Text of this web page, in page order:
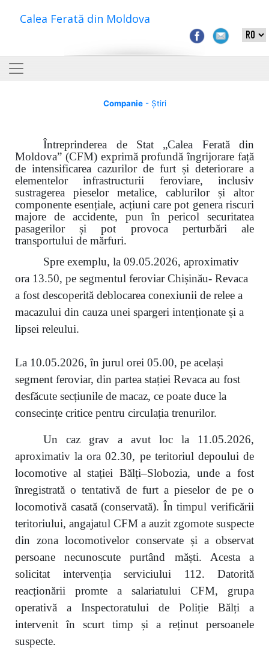
Calea Ferată din Moldova
Companie- Știri
Întreprinderea de Stat „Calea Ferată din
Moldova” (CFM) exprimă profundă îngrijorare față
de intensificarea cazurilor de furt și deteriorare a
elementelor infrastructurii feroviare, inclusiv
sustragerea pieselor metalice, cablurilor și altor
componente esențiale, acțiuni care pot genera riscuri
majore de accidente, pun în pericol securitatea
pasagerilor și pot provoca perturbări ale
transportului de mărfuri.
Spre exemplu, la 09.05.2026, aproximativ
ora 13.50, pe segmentul feroviar Chișinău- Revaca
a fost descoperită deblocarea conexiunii de relee a
macazului din cauza unei spargeri intenționate și a
lipsei releului.
La 10.05.2026, în jurul orei 05.00, pe același
segment feroviar, din partea stației Revaca au fost
desfăcute secțiunile de macaz, ce poate duce la
consecințe critice pentru circulația trenurilor.
Un caz grav a avut loc la 11.05.2026,
aproximativ la ora 02.30, pe teritoriul depoului de
locomotive al stației Bălți–Slobozia, unde a fost
înregistrată o tentativă de furt a pieselor de pe o
locomotivă casată (conservată). În timpul verificării
teritoriului, angajatul CFM a auzit zgomote suspecte
din zona locomotivelor conservate și a observat
persoane necunoscute purtând măști. Acesta a
solicitat intervenția serviciului 112. Datorită
reacționării promte a salariatului CFM, grupa
operativă a Inspectoratului de Poliție Bălți a
intervenit în scurt timp și a reținut persoanele
suspecte.